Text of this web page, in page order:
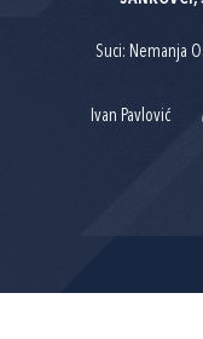
Suci: Nemanja
Ivan Pavlović